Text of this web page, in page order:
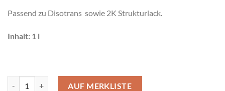
Passend zu Disotrans sowie 2K Strukturlack.
Inhalt: 1 l
AUF MERKLISTE